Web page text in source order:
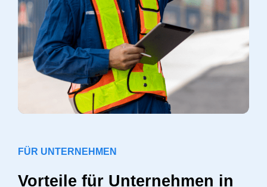
FÜR UNTERNEHMEN
Vorteile für Unternehmen in